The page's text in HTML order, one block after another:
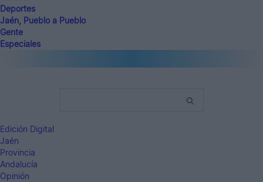
Deportes
Jaén, Pueblo a Pueblo
Gente
Especiales
Edición Digital
Jaén
Provincia
Andalucía
Opinión